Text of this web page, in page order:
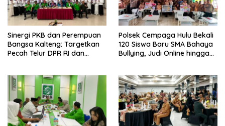
Sinergi PKB dan Perempuan
Bangsa Kalteng: Targetkan
Pecah Telur DPR RI dan
Polsek Cempaga Hulu Bekali
120 Siswa Baru SMA Bahaya
Bullying, Judi Online hingga